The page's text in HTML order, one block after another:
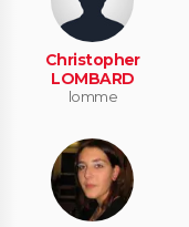
Christopher
LOMBARD
lomme